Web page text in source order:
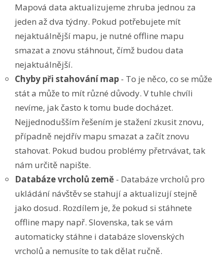
Mapová data aktualizujeme zhruba jednou za
jeden až dva týdny. Pokud potřebujete mít
nejaktuálnější mapu, je nutné offline mapu
smazat a znovu stáhnout, čímž budou data
nejaktuálnější.
Chyby při stahování map - To je něco, co se může
stát a může to mít různé důvody. V tuhle chvíli
nevíme, jak často k tomu bude docházet.
Nejjednodušším řešením je stažení zkusit znovu,
případně nejdřív mapu smazat a začít znovu
stahovat. Pokud budou problémy přetrvávat, tak
nám určitě napište.
Databáze vrcholů země - Databáze vrcholů pro
ukládání návštěv se stahují a aktualizují stejně
jako dosud. Rozdílem je, že pokud si stáhnete
offline mapy např. Slovenska, tak se vám
automaticky stáhne i databáze slovenských
vrcholů a nemusíte to tak dělat ručně.